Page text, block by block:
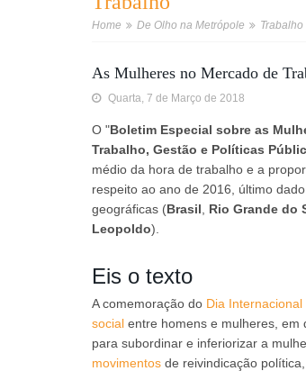
Home De Olho na Metrópole Trabalho
As Mulheres no Mercado de
Quarta, 7 de Março de 2018
O "Boletim Especial sobre as
Trabalho, Gestão e Políticas
médio da hora de trabalho e a
respeito ao ano de 2016, último
geográficas (Brasil Rio Grande do
Leopoldo).
Eis o texto
A comemoração do Dia
social entre homens e mulheres, em
para subordinar e inferiorizar a
movimentos de reivindicação